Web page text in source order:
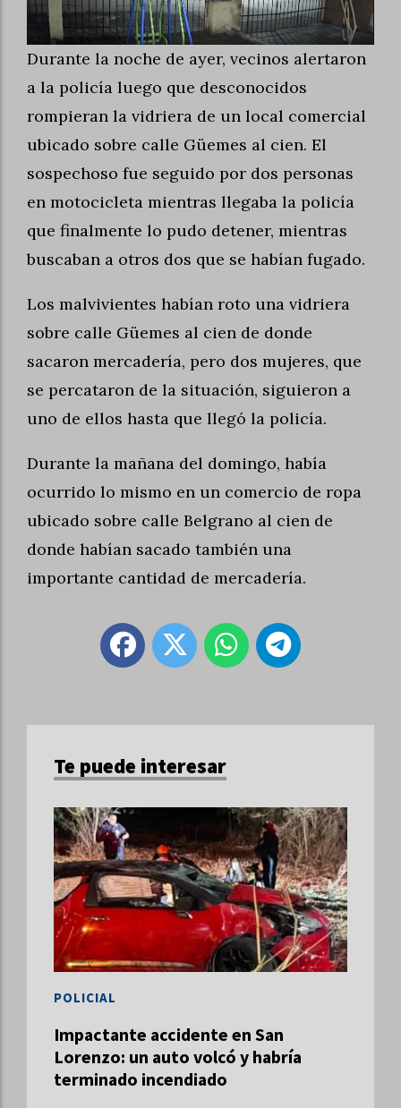
Durante la noche de ayer, vecinos alertaron
a la policía luego que desconocidos
rompieran la vidriera de un local comercial
ubicado sobre calle Güemes al cien. El
sospechoso fue seguido por dos personas
en motocicleta mientras llegaba la policía
que finalmente lo pudo detener, mientras
buscaban a otros dos que se habían fugado.
Los malvivientes habían roto una vidriera
sobre calle Güemes al cien de donde
sacaron mercadería, pero dos mujeres, que
se percataron de la situación, siguieron a
uno de ellos hasta que llegó la policía.
Durante la mañana del domingo, había
ocurrido lo mismo en un comercio de ropa
ubicado sobre calle Belgrano al cien de
donde habían sacado también una
importante cantidad de mercadería.
Te puede interesar
Impactante accidente en San
Lorenzo: un auto volcó y habría
terminado incendiado
POLICIAL